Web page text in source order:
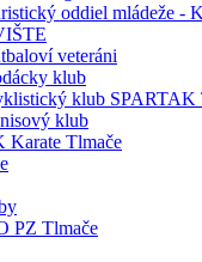
oddiel mládeže -
veteráni
klub
klub
klub
Karate Tlmače
PZ Tlmače